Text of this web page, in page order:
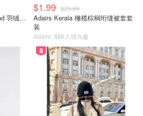
lululemon Down and Around 羽绒夹克
$1.99 $29.99
Adairs Kerala 橄榄棕榈绗缝被套套
装
Adairs 886人感兴趣
8